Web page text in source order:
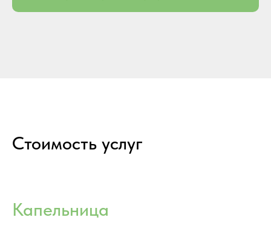
Стоимость услуг
Капельница